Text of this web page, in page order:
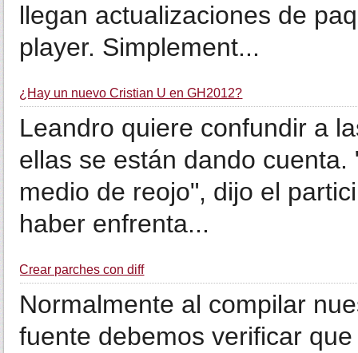
llegan actualizaciones de
player. Simplement...
¿Hay un nuevo Cristian U en GH2012?
Leandro quiere confundir a
ellas se están dando
medio de reojo", dijo el
haber enfrenta...
Crear parches con diff
Normalmente al compilar
fuente debemos verificar